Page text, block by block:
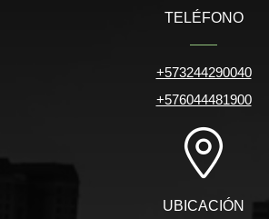
TELÉFONO
+573244290040
+576044481900
UBICACIÓN